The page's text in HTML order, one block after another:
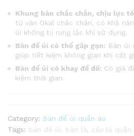
Khung bàn chắc chắn, chịu lực
từ ván Okal chắc chắn, có khả
ủi không bị rung lắc khi sử dụng.
Bàn để ủi có thể gấp gọn: Bàn ủi
giúp tiết kiệm không gian khi cất
Bàn để ủi có khay để đồ: Có giá
kiệm thời gian.
Category: Bàn để ủi quần áo
Tags: bàn để ủi bàn là cầu là quần